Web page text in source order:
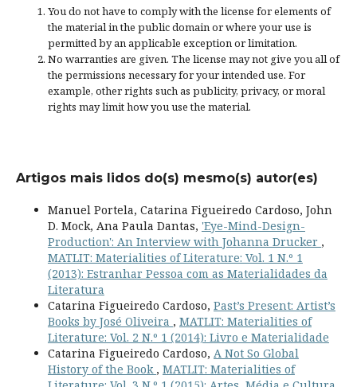
You do not have to comply with the license for elements of
the material in the public domain or where your use is
permitted by an applicable exception or limitation.
No warranties are given. The license may not give you all of
the permissions necessary for your intended use. For
example, other rights such as publicity, privacy, or moral
rights may limit how you use the material.
Artigos mais lidos do(s) mesmo(s) autor(es)
Manuel Portela, Catarina Figueiredo Cardoso, John
D. Mock, Ana Paula Dantas, 'Eye-Mind-Design-
Production': An Interview with Johanna Drucker ,
MATLIT: Materialities of Literature: Vol. 1 N.º 1
(2013): Estranhar Pessoa com as Materialidades da
Literatura
Catarina Figueiredo Cardoso, Past’s Present: Artist’s
Books by José Oliveira , MATLIT: Materialities of
Literature: Vol. 2 N.º 1 (2014): Livro e Materialidade
Catarina Figueiredo Cardoso, A Not So Global
History of the Book , MATLIT: Materialities of